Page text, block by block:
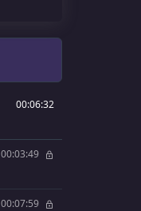
00:06:32
00:03:49
00:07:59